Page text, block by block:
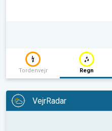
Tordenvejr Regn
VejrRadar